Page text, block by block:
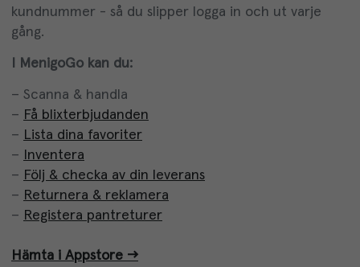
kundnummer - så du slipper logga in och ut varje
gång.
I MenigoGo kan du:
– Scanna & handla
– Få blixterbjudanden
– Lista dina favoriter
–
Inventera
– Följ & checka av din leverans
– Returnera & reklamera
– Registera pantreturer
Hämta i Appstore -->